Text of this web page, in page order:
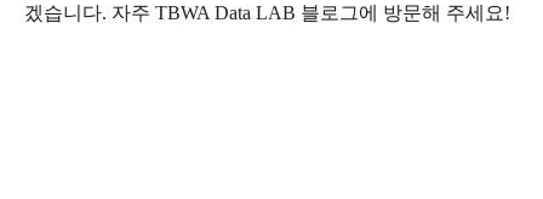
겠습니다. 자주 TBWA Data LAB 블로그에 방문해 주세요!